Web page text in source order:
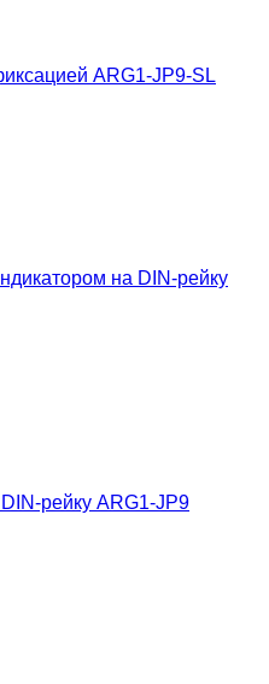
ARG1-JP9-SL
на DIN-рейку
рейку ARG1-JP9